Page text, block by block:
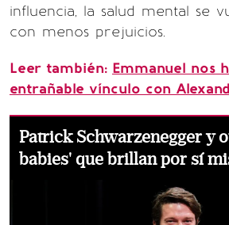
influencia, la salud mental se
con menos prejuicios.
Leer también: Emmanuel nos
entrañable vínculo con
Patrick Schwarzenegger y
babies' que brillan por sí